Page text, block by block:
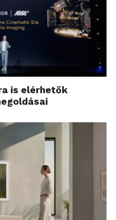
is elérhetők